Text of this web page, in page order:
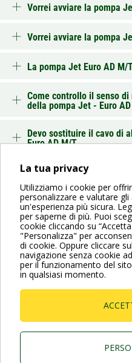
La tua privacy
Utilizziamo i cookie per
personalizzare e valutare
un'esperienza più sicura.
per saperne di più. Puoi
cookie cliccando su
"Personalizza" per
di cookie. Oppure cliccare
navigazione senza cookie
per il funzionamento del
in qualsiasi momento.
Vorrei avviare la pompa
Vorrei avviare la pompa
La pompa Jet Euro AD
Come controllo il senso
della pompa Jet - Euro
Devo sostituire il cavo di
Euro AD M/T
INDIETRO
Per maggiori informazioni
VAI ALLA
P.I. 03675230282 - R.E.A. Padova